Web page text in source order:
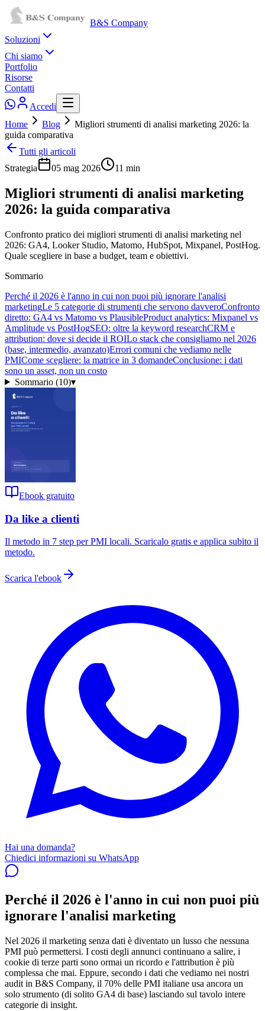
B&S Company
Soluzioni
Chi siamo
Portfolio
Risorse
Contatti
Accedi
Home
Blog
Migliori strumenti di analisi marketing 2026: la
guida comparativa
Tutti gli articoli
Strategia
05 mag 2026 11 min
Migliori strumenti di analisi marketing
2026: la guida comparativa
Confronto pratico dei migliori strumenti di analisi marketing nel
2026: GA4, Looker Studio, Matomo, HubSpot, Mixpanel, PostHog.
Quale scegliere in base a budget, team e obiettivi.
Sommario
Perché il 2026 è l'anno in cui non puoi più ignorare l'analisi
marketingLe 5 categorie di strumenti che servono davveroConfronto
diretto: GA4 vs Matomo vs PlausibleProduct analytics: Mixpanel vs
Amplitude vs PostHogSEO: oltre la keyword researchCRM e
attribution: dove si decide il ROILo stack che consigliamo nel 2026
(base, intermedio, avanzato)Errori comuni che vediamo nelle
PMICome scegliere: la matrice in 3 domandeConclusione: i dati
sono un asset, non un costo
Sommario (10)▾
Ebook gratuito
Da like a clienti
Il metodo in 7 step per PMI locali. Scaricalo gratis e applica subito il
metodo.
Scarica l'ebook
Hai una domanda?
Chiedici informazioni su WhatsApp
Perché il 2026 è l'anno in cui non puoi più
ignorare l'analisi marketing
Nel 2026 il marketing senza dati è diventato un lusso che nessuna
PMI può permettersi. I costi degli annunci continuano a salire, i
cookie di terze parti sono ormai un ricordo e l'attribution è più
complessa che mai. Eppure, secondo i dati che vediamo nei nostri
audit in B&S Company, il 70% delle PMI italiane usa ancora un
solo strumento (di solito GA4 di base) lasciando sul tavolo intere
categorie di insight.